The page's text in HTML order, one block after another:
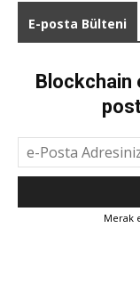
E-posta Bülteni
Blockchain
Merak